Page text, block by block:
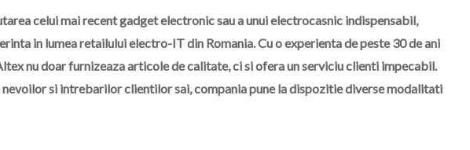
celui mai recent gadget electronic sau a unui electrocasnic indispensabil,
in lumea retailului electro-IT din Romania. Cu o experienta de peste 30 de ani
nu doar furnizeaza articole de calitate, ci si ofera un serviciu clienti impecabil.
nevoilor si intrebarilor clientilor sai, compania pune la dispozitie diverse modalitati